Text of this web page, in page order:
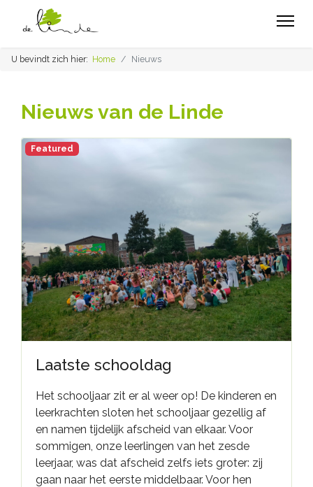
U bevindt zich hier: Home Nieuws
Nieuws van de Linde
Featured
Laatste schooldag
Het schooljaar zit er al weer op! De kinderen en
leerkrachten sloten het schooljaar gezellig af
en namen tijdelijk afscheid van elkaar. Voor
sommigen, onze leerlingen van het zesde
leerjaar, was dat afscheid zelfs iets groter: zij
gaan naar het eerste middelbaar. Voor hen